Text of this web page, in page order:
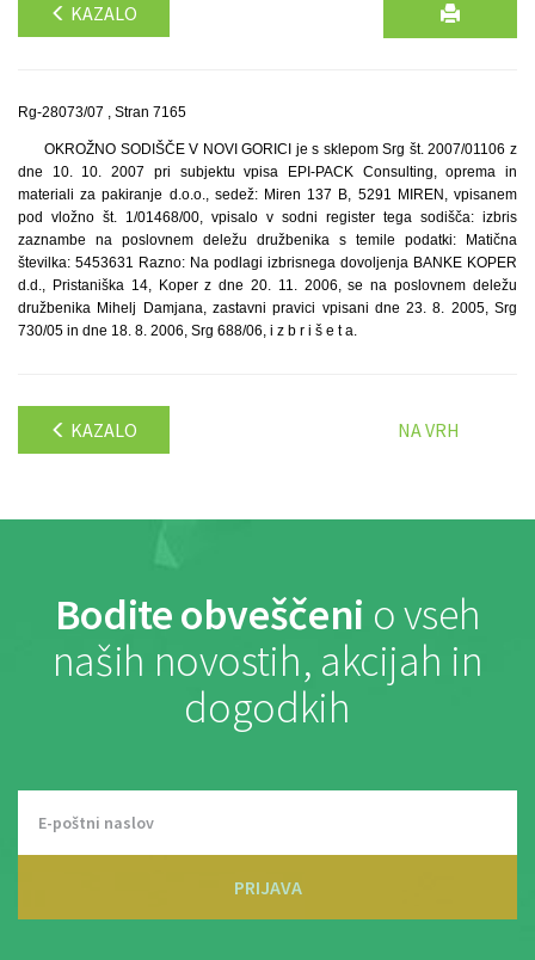
KAZALO
Rg-28073/07 , Stran 7165
OKROŽNO SODIŠČE V NOVI GORICI je s sklepom Srg št. 2007/01106 z
dne 10. 10. 2007 pri subjektu vpisa EPI-PACK Consulting, oprema in
materiali za pakiranje d.o.o., sedež: Miren 137 B, 5291 MIREN, vpisanem
pod vložno št. 1/01468/00, vpisalo v sodni register tega sodišča: izbris
zaznambe na poslovnem deležu družbenika s temile podatki: Matična
številka: 5453631 Razno: Na podlagi izbrisnega dovoljenja BANKE KOPER
d.d., Pristaniška 14, Koper z dne 20. 11. 2006, se na poslovnem deležu
družbenika Mihelj Damjana, zastavni pravici vpisani dne 23. 8. 2005, Srg
730/05 in dne 18. 8. 2006, Srg 688/06, i z b r i š e t a.
KAZALO NA VRH
Bodite obveščeni o vseh
naših novostih, akcijah in
dogodkih
PRIJAVA